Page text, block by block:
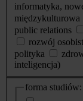
informatyka,
międzykulturowa
public relations
rozwój
polityka
inteligencja)
dodatkowe
informacje
forma studiów: